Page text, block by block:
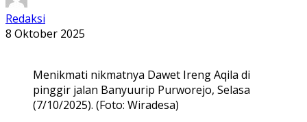
Redaksi
8 Oktober 2025
Menikmati nikmatnya Dawet Ireng Aqila di
pinggir jalan Banyuurip Purworejo, Selasa
(7/10/2025). (Foto: Wiradesa)